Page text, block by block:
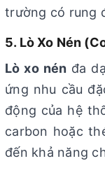
trường có rung
5. Lò Xo Nén
Lò xo nén đa
ứng nhu cầu
động của hệ
carbon hoặc
đến khả năng